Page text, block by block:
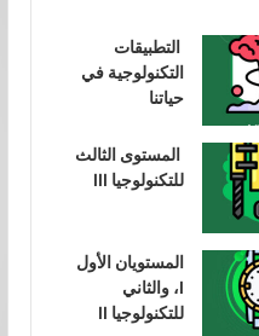
التطبيقات
التكنولوجية في
حياتنا
المستوى الثالث
للتكنولوجيا III
المستويان الأول
I، والثاني
للتكنولوجيا II